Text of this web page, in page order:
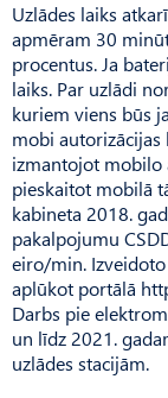
Uzlādes laiks
apmēram 30
procentus. Ja
laiks. Par uzlādi
kuriem viens būs
mobi autorizācijas
izmantojot mobilo
pieskaitot mobilā
kabineta 2018.
pakalpojumu
eiro/min.
aplūkot portālā
Darbs pie
un līdz 2021.
uzlādes stacijām.